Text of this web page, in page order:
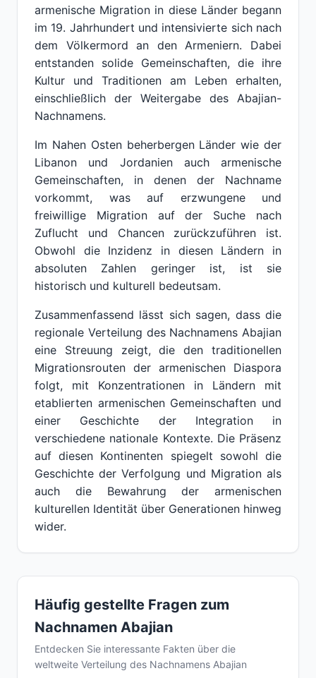
armenische Migration in diese Länder begann
im 19. Jahrhundert und intensivierte sich nach
dem Völkermord an den Armeniern. Dabei
entstanden solide Gemeinschaften, die ihre
Kultur und Traditionen am Leben erhalten,
einschließlich der Weitergabe des Abajian-
Nachnamens.
Im Nahen Osten beherbergen Länder wie der
Libanon und Jordanien auch armenische
Gemeinschaften, in denen der Nachname
vorkommt, was auf erzwungene und
freiwillige Migration auf der Suche nach
Zuflucht und Chancen zurückzuführen ist.
Obwohl die Inzidenz in diesen Ländern in
absoluten Zahlen geringer ist, ist sie
historisch und kulturell bedeutsam.
Zusammenfassend lässt sich sagen, dass die
regionale Verteilung des Nachnamens Abajian
eine Streuung zeigt, die den traditionellen
Migrationsrouten der armenischen Diaspora
folgt, mit Konzentrationen in Ländern mit
etablierten armenischen Gemeinschaften und
einer Geschichte der Integration in
verschiedene nationale Kontexte. Die Präsenz
auf diesen Kontinenten spiegelt sowohl die
Geschichte der Verfolgung und Migration als
auch die Bewahrung der armenischen
kulturellen Identität über Generationen hinweg
wider.
Häufig gestellte Fragen zum
Nachnamen Abajian
Entdecken Sie interessante Fakten über die
weltweite Verteilung des Nachnamens Abajian